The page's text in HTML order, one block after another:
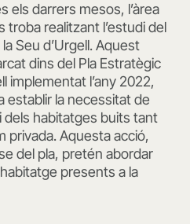
els darrers mesos, l’àrea
troba realitzant l’estudi del
Seu d’Urgell. Aquest
dins del Pla Estratègic
implementat l’any 2022,
establir la necessitat de
habitatges buits tant
privada. Aquesta acció,
del pla, pretén abordar
presents a la